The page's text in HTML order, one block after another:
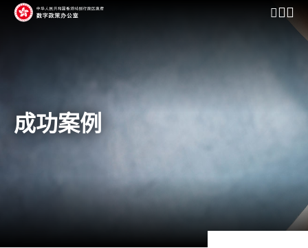
开启行
成功案例